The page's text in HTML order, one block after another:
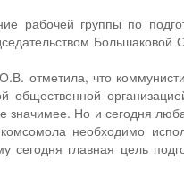
рабочей группы по
Большаковой
отметила, что
общественной
значимее. Но и сегодня
необходимо
сегодня главная цель